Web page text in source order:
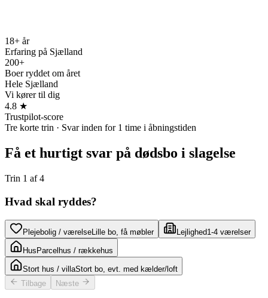
18+ år
Erfaring på Sjælland
200+
Boer ryddet om året
Hele Sjælland
Vi kører til dig
4.8 ★
Trustpilot-score
Tre korte trin · Svar inden for 1 time i åbningstiden
Få et hurtigt svar på dødsbo i slagelse
Trin 1 af4
Hvad skal ryddes?
Plejebolig / værelseLille bo, få møbler Lejlighed1-4 værelser
HusParcelhus / rækkehus
Stort hus / villaStort bo, evt. med kælder/loft
Tilbage
Næste